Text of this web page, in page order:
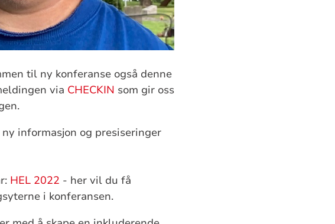
til ny konferanse også denne
via CHECKIN som gir oss
informasjon og presiseringer
HEL 2022 - her vil du få
i konferansen.